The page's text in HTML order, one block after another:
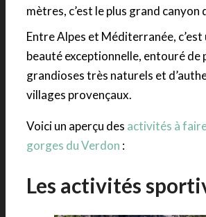
mètres, c’est le plus grand canyon
Entre Alpes et Méditerranée, c’est
beauté exceptionnelle, entouré de
grandioses très naturels et
villages provençaux.
Voici un aperçu des activités à
gorges du Verdon :
Les activités